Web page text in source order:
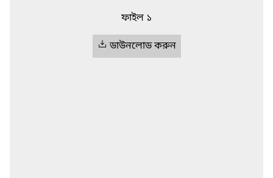
ফাইল ১
ডাউনলোড করুন